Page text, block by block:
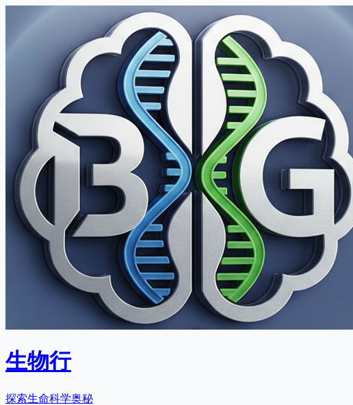
生物行
探索生命科学奥秘